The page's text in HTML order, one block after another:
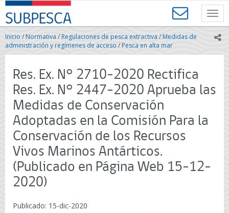
Contenido
principal
SUBPESCA
-
Subsecretaría
de
Pesca
Acuicultura
Gobierno
de
Chile
Inicio /Normativa / Regulaciones de pesca extractiva / Medidas de
administración y regímenes de acceso / Pesca en alta mar
Res. Ex. N° 2710-2020 Rectifica
Res. Ex. N° 2447-2020 Aprueba las
Medidas de Conservación
Adoptadas en la Comisión Para la
Conservación de los Recursos
Vivos Marinos Antárticos.
(Publicado en Página Web 15-12-
2020)
Publicado: 15-dic-2020